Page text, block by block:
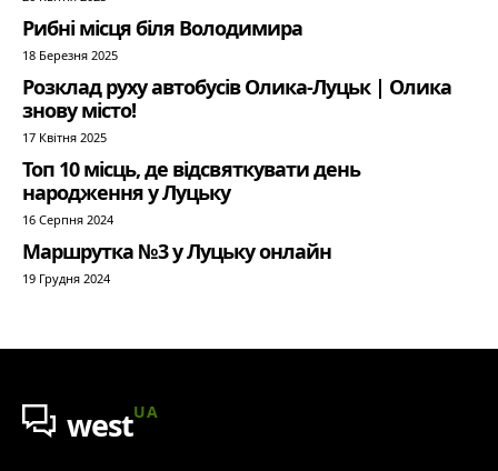
Рибні місця біля Володимира
18 Березня 2025
Розклад руху автобусів Олика-Луцьк | Олика
знову місто!
17 Квітня 2025
Топ 10 місць, де відсвяткувати день
народження у Луцьку
16 Серпня 2024
Маршрутка №3 у Луцьку онлайн
19 Грудня 2024
westUA